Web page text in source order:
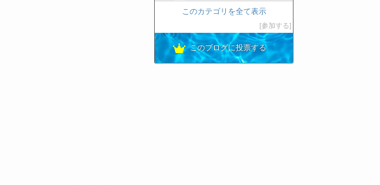
【アラカンブロガーようじろ〜】
50代の暮らしと終活ノート｜娘たちへ残す記録
17位 あくあまりんの第2の暮らし
18位 ソーシャルレンディング比較@net
このカテゴリを全て表示
参加する
このブログに投票する